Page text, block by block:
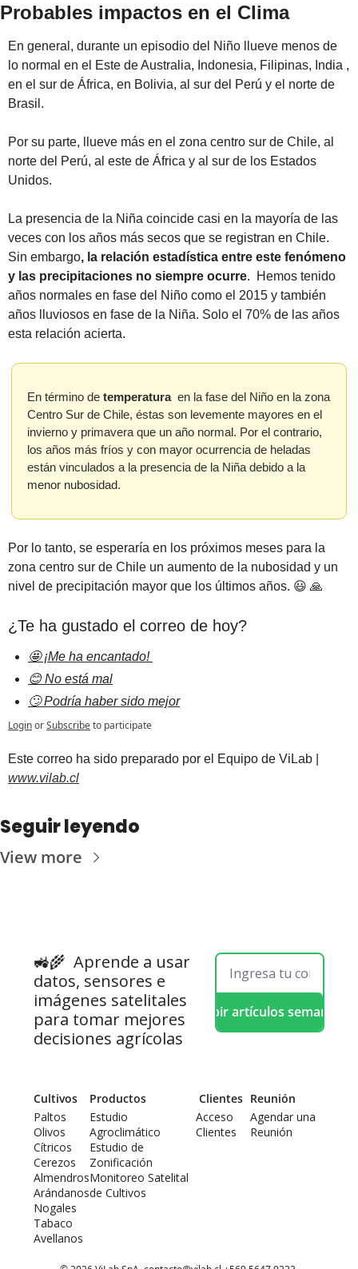
Probables impactos en el Clima
En general, durante un episodio del Niño llueve menos de
lo normal en el Este de Australia, Indonesia, Filipinas, India ,
en el sur de África, en Bolivia, al sur del Perú y el norte de
Brasil.
Por su parte, llueve más en el zona centro sur de Chile, al
norte del Perú, al este de África y al sur de los Estados
Unidos.
La presencia de la Niña coincide casi en la mayoría de las
veces con los años más secos que se registran en Chile.
Sin embargo, la relación estadística entre este fenómeno
y las precipitaciones no siempre ocurre.  Hemos tenido
años normales en fase del Niño como el 2015 y también
años lluviosos en fase de la Niña. Solo el 70% de las años
esta relación acierta.
En término de temperatura
  en la fase del Niño en la zona
Centro Sur de Chile, éstas son levemente mayores en el
invierno y primavera que un año normal. Por el contrario,
los años más fríos y con mayor ocurrencia de heladas
están vinculados a la presencia de la Niña debido a la
menor nubosidad.
Por lo tanto, se esperaría en los próximos meses para la
zona centro sur de Chile un aumento de la nubosidad y un
nivel de precipitación mayor que los últimos años. 😃 🙏
¿Te ha gustado el correo de hoy?
🤩 ¡Me ha encantado!
😊 No está mal
🙄 Podría haber sido mejor
LoginorSubscribeto participate
Est
www.vilab.cl
Seguir leyendo
View more
🚜🌾 Aprende a usar
datos, sensores e
imágenes satelitales
para tomar mejores
decisiones agrícolas
Recibir artículos semanales
Cultivos
Paltos
Olivos
Cítricos
Cerezos
Almendros
Arándanos
Nogales
Tabaco
Avellanos
Productos
Estudio
Agroclimático
Estudio de
Zonificación
Monitoreo Satelital
de Cultivos
Clientes
Acceso
Clientes
Reunión
Agendar una
Reunión